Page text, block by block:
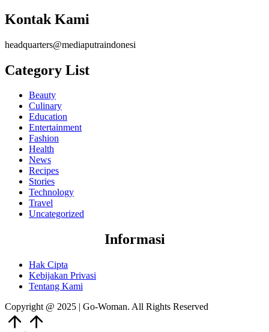
Kontak Kami
headquarters@mediaputraindonesi
Category List
Beauty
Culinary
Education
Entertainment
Fashion
Health
News
Recipes
Stories
Technology
Travel
Uncategorized
Informasi
Hak Cipta
Kebijakan Privasi
Tentang Kami
Copyright @ 2025 | Go-Woman. All Rights Reserved